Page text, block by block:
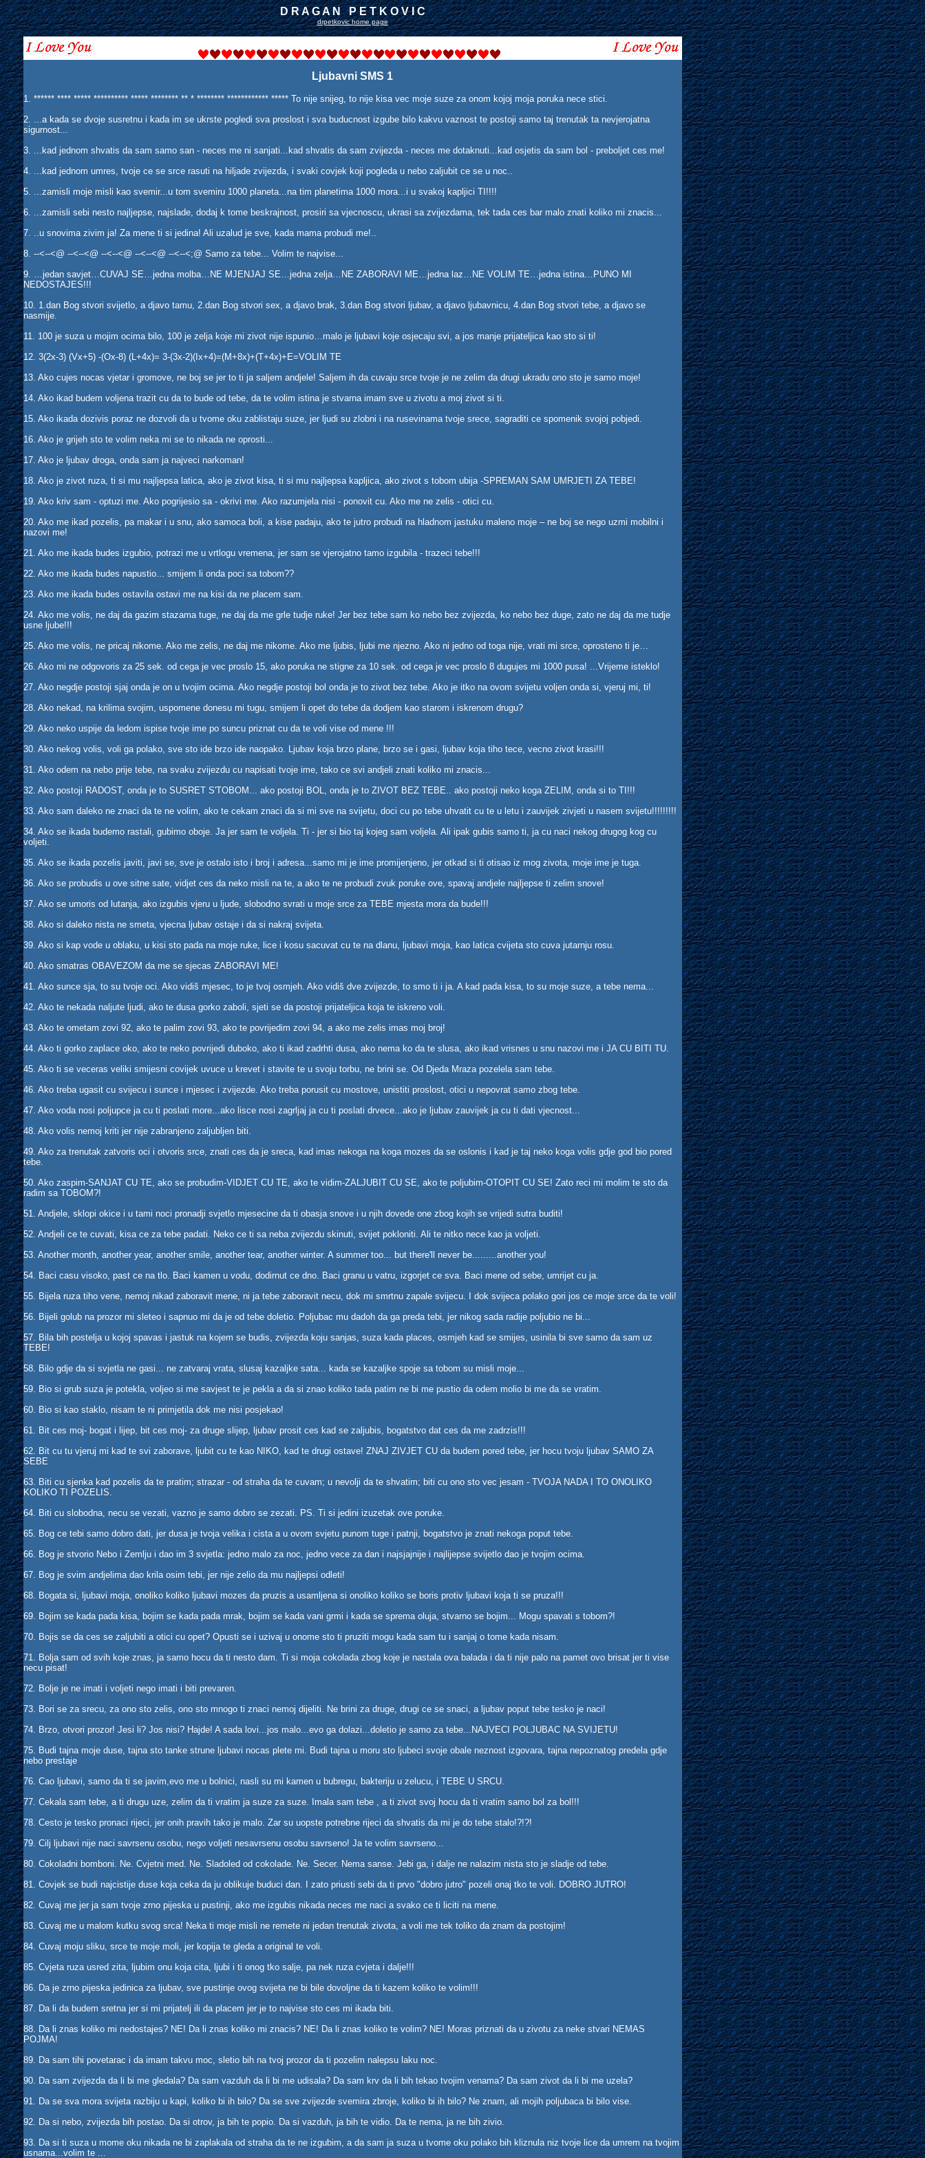
D R A G A N P E T K O V I C
drpetkovic home page
Ljubavni SMS 1
1. ****** **** ***** ********** ***** ******** ** * ******** ************ ***** To nije snijeg, to nije kisa vec moje suze za onom kojoj moja poruka nece stici.
2. ...a kada se dvoje susretnu i kada im se ukrste pogledi sva proslost i sva buducnost izgube bilo kakvu vaznost te postoji samo taj trenutak ta nevjerojatna
sigurnost...
3. ...kad jednom shvatis da sam samo san - neces me ni sanjati...kad shvatis da sam zvijezda - neces me dotaknuti...kad osjetis da sam bol - preboljet ces me!
4. ...kad jednom umres, tvoje ce se srce rasuti na hiljade zvijezda, i svaki covjek koji pogleda u nebo zaljubit ce se u noc..
5. ...zamisli moje misli kao svemir...u tom svemiru 1000 planeta...na tim planetima 1000 mora...i u svakoj kapljici TI!!!!
6. ...zamisli sebi nesto najljepse, najslade, dodaj k tome beskrajnost, prosiri sa vjecnoscu, ukrasi sa zvijezdama, tek tada ces bar malo znati koliko mi znacis...
7. ..u snovima zivim ja! Za mene ti si jedina! Ali uzalud je sve, kada mama probudi me!..
8. --<--<@ --<--<@ --<--<@ --<--<@ --<--<;@ Samo za tebe... Volim te najvise...
9. …jedan savjet…CUVAJ SE…jedna molba…NE MJENJAJ SE…jedna zelja…NE ZABORAVI ME…jedna laz…NE VOLIM TE…jedna istina…PUNO MI
NEDOSTAJES!!!
10. 1.dan Bog stvori svijetlo, a djavo tamu, 2.dan Bog stvori sex, a djavo brak, 3.dan Bog stvori ljubav, a djavo ljubavnicu, 4.dan Bog stvori tebe, a djavo se
nasmije.
11. 100 je suza u mojim ocima bilo, 100 je zelja koje mi zivot nije ispunio…malo je ljubavi koje osjecaju svi, a jos manje prijateljica kao sto si ti!
12. 3(2x-3) (Vx+5) -(Ox-8) (L+4x)= 3-(3x-2)(Ix+4)=(M+8x)+(T+4x)+E=VOLIM TE
13. Ako cujes nocas vjetar i gromove, ne boj se jer to ti ja saljem andjele! Saljem ih da cuvaju srce tvoje je ne zelim da drugi ukradu ono sto je samo moje!
14. Ako ikad budem voljena trazit cu da to bude od tebe, da te volim istina je stvarna imam sve u zivotu a moj zivot si ti.
15. Ako ikada dozivis poraz ne dozvoli da u tvome oku zablistaju suze, jer ljudi su zlobni i na rusevinama tvoje srece, sagraditi ce spomenik svojoj pobjedi.
16. Ako je grijeh sto te volim neka mi se to nikada ne oprosti...
17. Ako je ljubav droga, onda sam ja najveci narkoman!
18. Ako je zivot ruza, ti si mu najljepsa latica, ako je zivot kisa, ti si mu najljepsa kapljica, ako zivot s tobom ubija -SPREMAN SAM UMRJETI ZA TEBE!
19. Ako kriv sam - optuzi me. Ako pogrijesio sa - okrivi me. Ako razumjela nisi - ponovit cu. Ako me ne zelis - otici cu.
20. Ako me ikad pozelis, pa makar i u snu, ako samoca boli, a kise padaju, ako te jutro probudi na hladnom jastuku maleno moje – ne boj se nego uzmi mobilni i
nazovi me!
21. Ako me ikada budes izgubio, potrazi me u vrtlogu vremena, jer sam se vjerojatno tamo izgubila - trazeci tebe!!!
22. Ako me ikada budes napustio... smijem li onda poci sa tobom??
23. Ako me ikada budes ostavila ostavi me na kisi da ne placem sam.
24. Ako me volis, ne daj da gazim stazama tuge, ne daj da me grle tudje ruke! Jer bez tebe sam ko nebo bez zvijezda, ko nebo bez duge, zato ne daj da me tudje
usne ljube!!!
25. Ako me volis, ne pricaj nikome. Ako me zelis, ne daj me nikome. Ako me ljubis, ljubi me njezno. Ako ni jedno od toga nije, vrati mi srce, oprosteno ti je…
26. Ako mi ne odgovoris za 25 sek. od cega je vec proslo 15, ako poruka ne stigne za 10 sek. od cega je vec proslo 8 dugujes mi 1000 pusa! ...Vrijeme isteklo!
27. Ako negdje postoji sjaj onda je on u tvojim ocima. Ako negdje postoji bol onda je to zivot bez tebe. Ako je itko na ovom svijetu voljen onda si, vjeruj mi, ti!
28. Ako nekad, na krilima svojim, uspomene donesu mi tugu, smijem li opet do tebe da dodjem kao starom i iskrenom drugu?
29. Ako neko uspije da ledom ispise tvoje ime po suncu priznat cu da te voli vise od mene !!!
30. Ako nekog volis, voli ga polako, sve sto ide brzo ide naopako. Ljubav koja brzo plane, brzo se i gasi, ljubav koja tiho tece, vecno zivot krasi!!!
31. Ako odem na nebo prije tebe, na svaku zvijezdu cu napisati tvoje ime, tako ce svi andjeli znati koliko mi znacis...
32. Ako postoji RADOST, onda je to SUSRET S'TOBOM... ako postoji BOL, onda je to ZIVOT BEZ TEBE.. ako postoji neko koga ZELIM, onda si to TI!!!
33. Ako sam daleko ne znaci da te ne volim, ako te cekam znaci da si mi sve na svijetu, doci cu po tebe uhvatit cu te u letu i zauvijek zivjeti u nasem svijetu!!!!!!!!!
34. Ako se ikada budemo rastali, gubimo oboje. Ja jer sam te voljela. Ti - jer si bio taj kojeg sam voljela. Ali ipak gubis samo ti, ja cu naci nekog drugog kog cu
voljeti.
35. Ako se ikada pozelis javiti, javi se, sve je ostalo isto i broj i adresa...samo mi je ime promijenjeno, jer otkad si ti otisao iz mog zivota, moje ime je tuga.
36. Ako se probudis u ove sitne sate, vidjet ces da neko misli na te, a ako te ne probudi zvuk poruke ove, spavaj andjele najljepse ti zelim snove!
37. Ako se umoris od lutanja, ako izgubis vjeru u ljude, slobodno svrati u moje srce za TEBE mjesta mora da bude!!!
38. Ako si daleko nista ne smeta, vjecna ljubav ostaje i da si nakraj svijeta.
39. Ako si kap vode u oblaku, u kisi sto pada na moje ruke, lice i kosu sacuvat cu te na dlanu, ljubavi moja, kao latica cvijeta sto cuva jutarnju rosu.
40. Ako smatras OBAVEZOM da me se sjecas ZABORAVI ME!
41. Ako sunce sja, to su tvoje oci. Ako vidiš mjesec, to je tvoj osmjeh. Ako vidiš dve zvijezde, to smo ti i ja. A kad pada kisa, to su moje suze, a tebe nema...
42. Ako te nekada naljute ljudi, ako te dusa gorko zaboli, sjeti se da postoji prijateljica koja te iskreno voli.
43. Ako te ometam zovi 92, ako te palim zovi 93, ako te povrijedim zovi 94, a ako me zelis imas moj broj!
44. Ako ti gorko zaplace oko, ako te neko povrijedi duboko, ako ti ikad zadrhti dusa, ako nema ko da te slusa, ako ikad vrisnes u snu nazovi me i JA CU BITI TU.
45. Ako ti se veceras veliki smijesni covijek uvuce u krevet i stavite te u svoju torbu, ne brini se. Od Djeda Mraza pozelela sam tebe.
46. Ako treba ugasit cu svijecu i sunce i mjesec i zvijezde. Ako treba porusit cu mostove, unistiti proslost, otici u nepovrat samo zbog tebe.
47. Ako voda nosi poljupce ja cu ti poslati more...ako lisce nosi zagrljaj ja cu ti poslati drvece...ako je ljubav zauvijek ja cu ti dati vjecnost...
48. Ako volis nemoj kriti jer nije zabranjeno zaljubljen biti.
49. Ako za trenutak zatvoris oci i otvoris srce, znati ces da je sreca, kad imas nekoga na koga mozes da se oslonis i kad je taj neko koga volis gdje god bio pored
tebe.
50. Ako zaspim-SANJAT CU TE, ako se probudim-VIDJET CU TE, ako te vidim-ZALJUBIT CU SE, ako te poljubim-OTOPIT CU SE! Zato reci mi molim te sto da
radim sa TOBOM?!
51. Andjele, sklopi okice i u tami noci pronadji svjetlo mjesecine da ti obasja snove i u njih dovede one zbog kojih se vrijedi sutra buditi!
52. Andjeli ce te cuvati, kisa ce za tebe padati. Neko ce ti sa neba zvijezdu skinuti, svijet pokloniti. Ali te nitko nece kao ja voljeti.
53. Another month, another year, another smile, another tear, another winter. A summer too... but there'll never be.........another you!
54. Baci casu visoko, past ce na tlo. Baci kamen u vodu, dodirnut ce dno. Baci granu u vatru, izgorjet ce sva. Baci mene od sebe, umrijet cu ja.
55. Bijela ruza tiho vene, nemoj nikad zaboravit mene, ni ja tebe zaboravit necu, dok mi smrtnu zapale svijecu. I dok svijeca polako gori jos ce moje srce da te voli!
56. Bijeli golub na prozor mi sleteo i sapnuo mi da je od tebe doletio. Poljubac mu dadoh da ga preda tebi, jer nikog sada radije poljubio ne bi...
57. Bila bih postelja u kojoj spavas i jastuk na kojem se budis, zvijezda koju sanjas, suza kada places, osmjeh kad se smijes, usinila bi sve samo da sam uz
TEBE!
58. Bilo gdje da si svjetla ne gasi... ne zatvaraj vrata, slusaj kazaljke sata... kada se kazaljke spoje sa tobom su misli moje...
59. Bio si grub suza je potekla, voljeo si me savjest te je pekla a da si znao koliko tada patim ne bi me pustio da odem molio bi me da se vratim.
60. Bio si kao staklo, nisam te ni primjetila dok me nisi posjekao!
61. Bit ces moj- bogat i lijep, bit ces moj- za druge slijep, ljubav prosit ces kad se zaljubis, bogatstvo dat ces da me zadrzis!!!
62. Bit cu tu vjeruj mi kad te svi zaborave, ljubit cu te kao NIKO, kad te drugi ostave! ZNAJ ZIVJET CU da budem pored tebe, jer hocu tvoju ljubav SAMO ZA
SEBE
63. Biti cu sjenka kad pozelis da te pratim; strazar - od straha da te cuvam; u nevolji da te shvatim; biti cu ono sto vec jesam - TVOJA NADA I TO ONOLIKO
KOLIKO TI POZELIS.
64. Biti cu slobodna, necu se vezati, vazno je samo dobro se zezati. PS. Ti si jedini izuzetak ove poruke.
65. Bog ce tebi samo dobro dati, jer dusa je tvoja velika i cista a u ovom svjetu punom tuge i patnji, bogatstvo je znati nekoga poput tebe.
66. Bog je stvorio Nebo i Zemlju i dao im 3 svjetla: jedno malo za noc, jedno vece za dan i najsjajnije i najlijepse svijetlo dao je tvojim ocima.
67. Bog je svim andjelima dao krila osim tebi, jer nije zelio da mu najljepsi odleti!
68. Bogata si, ljubavi moja, onoliko koliko ljubavi mozes da pruzis a usamljena si onoliko koliko se boris protiv ljubavi koja ti se pruza!!!
69. Bojim se kada pada kisa, bojim se kada pada mrak, bojim se kada vani grmi i kada se sprema oluja, stvarno se bojim... Mogu spavati s tobom?!
70. Bojis se da ces se zaljubiti a otici cu opet? Opusti se i uzivaj u onome sto ti pruziti mogu kada sam tu i sanjaj o tome kada nisam.
71. Bolja sam od svih koje znas, ja samo hocu da ti nesto dam. Ti si moja cokolada zbog koje je nastala ova balada i da ti nije palo na pamet ovo brisat jer ti vise
necu pisat!
72. Bolje je ne imati i voljeti nego imati i biti prevaren.
73. Bori se za srecu, za ono sto zelis, ono sto mnogo ti znaci nemoj dijeliti. Ne brini za druge, drugi ce se snaci, a ljubav poput tebe tesko je naci!
74. Brzo, otvori prozor! Jesi li? Jos nisi? Hajde! A sada lovi...jos malo...evo ga dolazi...doletio je samo za tebe...NAJVECI POLJUBAC NA SVIJETU!
75. Budi tajna moje duse, tajna sto tanke strune ljubavi nocas plete mi. Budi tajna u moru sto ljubeci svoje obale neznost izgovara, tajna nepoznatog predela gdje
nebo prestaje
76. Cao ljubavi, samo da ti se javim,evo me u bolnici, nasli su mi kamen u bubregu, bakteriju u zelucu, i TEBE U SRCU.
77. Cekala sam tebe, a ti drugu uze, zelim da ti vratim ja suze za suze. Imala sam tebe , a ti zivot svoj hocu da ti vratim samo bol za bol!!!
78. Cesto je tesko pronaci rijeci, jer onih pravih tako je malo. Zar su uopste potrebne rijeci da shvatis da mi je do tebe stalo!?!?!
79. Cilj ljubavi nije naci savrsenu osobu, nego voljeti nesavrsenu osobu savrseno! Ja te volim savrseno...
80. Cokoladni bomboni. Ne. Cvjetni med. Ne. Sladoled od cokolade. Ne. Secer. Nema sanse. Jebi ga, i dalje ne nalazim nista sto je sladje od tebe.
81. Covjek se budi najcistije duse koja ceka da ju oblikuje buduci dan. I zato priusti sebi da ti prvo "dobro jutro" pozeli onaj tko te voli. DOBRO JUTRO!
82. Cuvaj me jer ja sam tvoje zrno pijeska u pustinji, ako me izgubis nikada neces me naci a svako ce ti liciti na mene.
83. Cuvaj me u malom kutku svog srca! Neka ti moje misli ne remete ni jedan trenutak zivota, a voli me tek toliko da znam da postojim!
84. Cuvaj moju sliku, srce te moje moli, jer kopija te gleda a original te voli.
85. Cvjeta ruza usred zita, ljubim onu koja cita, ljubi i ti onog tko salje, pa nek ruza cvjeta i dalje!!!
86. Da je zrno pijeska jedinica za ljubav, sve pustinje ovog svijeta ne bi bile dovoljne da ti kazem koliko te volim!!!
87. Da li da budem sretna jer si mi prijatelj ili da placem jer je to najvise sto ces mi ikada biti.
88. Da li znas koliko mi nedostajes? NE! Da li znas koliko mi znacis? NE! Da li znas koliko te volim? NE! Moras priznati da u zivotu za neke stvari NEMAS
POJMA!
89. Da sam tihi povetarac i da imam takvu moc, sletio bih na tvoj prozor da ti pozelim nalepsu laku noc.
90. Da sam zvijezda da li bi me gledala? Da sam vazduh da li bi me udisala? Da sam krv da li bih tekao tvojim venama? Da sam zivot da li bi me uzela?
91. Da se sva mora svijeta razbiju u kapi, koliko bi ih bilo? Da se sve zvijezde svemira zbroje, koliko bi ih bilo? Ne znam, ali mojih poljubaca bi bilo vise.
92. Da si nebo, zvijezda bih postao. Da si otrov, ja bih te popio. Da si vazduh, ja bih te vidio. Da te nema, ja ne bih zivio.
93. Da si ti suza u mome oku nikada ne bi zaplakala od straha da te ne izgubim, a da sam ja suza u tvome oku polako bih kliznula niz tvoje lice da umrem na tvojim
usnama...volim te ...